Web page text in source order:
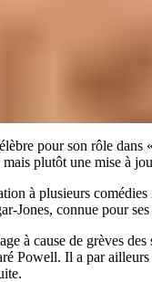
pour son rôle dans
mais plutôt une mise à
à plusieurs
Jones, connue pour
à cause de grèves
Powell. Il a par